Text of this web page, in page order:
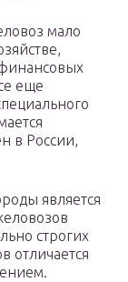
мало
еще
в России,
является
строгих
отличается